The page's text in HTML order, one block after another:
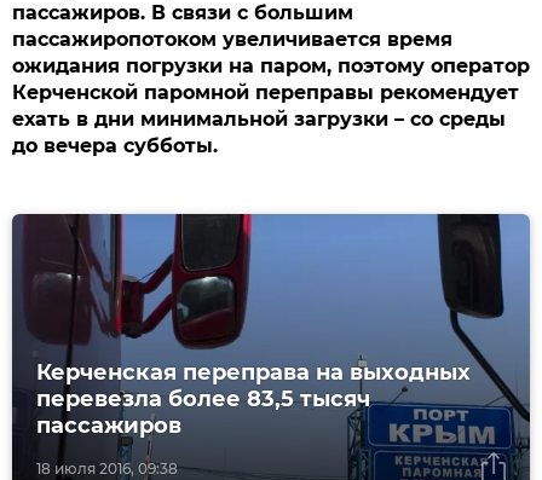
пассажиров. В связи с большим
пассажиропотоком увеличивается время
ожидания погрузки на паром, поэтому оператор
Керченской паромной переправы рекомендует
ехать в дни минимальной загрузки – со среды
до вечера субботы.
18 июля 2016, 09:38
Керченская переправа на выходных
перевезла более 83,5 тысяч
пассажиров